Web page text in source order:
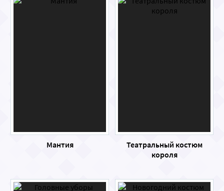
Мантия
Театральный костюм
короля